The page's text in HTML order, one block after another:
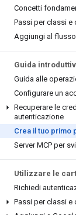
Concetti
Passi per classi e
Aggiungi al
Guida
Guida alle
Configurare un
Recuperare le
autenticazione
Crea il tuo primo
Server MCP per
Utilizzare le
Richiedi
Passi per classi e